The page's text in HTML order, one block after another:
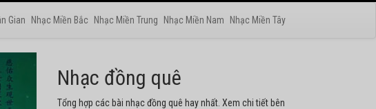
Gian Nhạc Miền Bắc Nhạc Miền Trung Nhạc Miền Nam Nhạc Miền Tây
Nhạc phật
Tuyển tập các bài nhạc thánh ca hay nhất. Không thể không